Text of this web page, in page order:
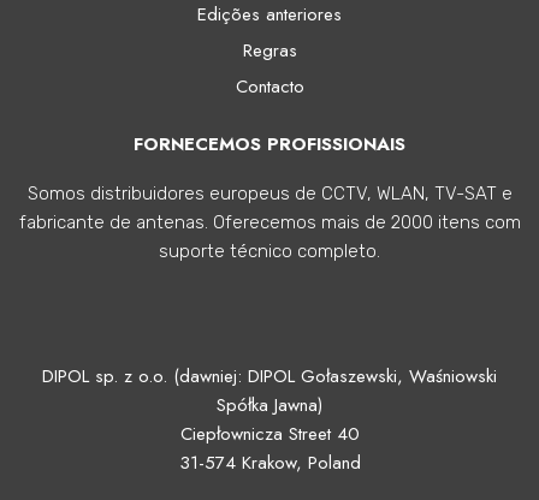
Edições anteriores
Regras
Contacto
FORNECEMOS PROFISSIONAIS
Somos distribuidores europeus de CCTV, WLAN, TV-SAT e
fabricante de antenas. Oferecemos mais de 2000 itens com
suporte técnico completo.
DIPOL sp. z o.o. (dawniej: DIPOL Gołaszewski, Waśniowski
Spółka Jawna)
Ciepłownicza Street 40
31-574 Krakow, Poland